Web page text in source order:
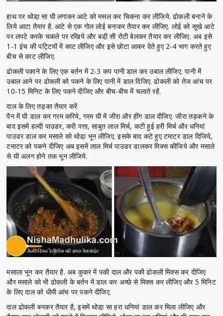
हाथ पर थोडा़ सा घी लगाकर आटे को मसल कर चिकना कर लीजिये. ढोकली बनाने के
लिये आटा तैयार है. आटे से एक गोल लोई बनाकर तैयार कर लीजिए. लोई को सूखे आटे
पर लपटे करके चकले पर रखिये और बडी़ सी रोटी बेलकर तैयार कर लीजिए. अब इसे
1-1 इंच की पट्टियों में काट लीजिए और इसे छोटा आकर देते हुए 2-4 भाग करते हुए
बीच से काट लीजिए.
ढोकली पकाने के लिए एक बर्तन में 2-3 कप पानी डाल कर उबाल लीजिए. पानी में
उबाल आने पर ढोकली को पकने के लिए पानी में डाल दिजिए. ढोकली को तेज आंच पर
10-15 मिनिट के लिए पकने दीजिए और बीच-बीच में चलाते रहें.
दाल के लिए तड़का तैयार करें
पैन में घी डाल कर गरम करिये, गरम घी में जीरा और हींग डाल दीजिए. जीरा तड़कने के
बाद इसमें हल्दी पाउडर, करी पत्ता, साबुत लाल मिर्च, कटी हुई हरी मिर्च और धनियां
पाउडर डाल कर मसाले को थोडा़ भून लीजिए. इसके बाद कटे हुए टमाटर डाल दिजिये,
टमाटर को पकने दीजिए अब इसमें लाल मिर्च पाउडर डालकर मिक्स कीजिये और मसाले
से घी अलग होने तक भून लीजिये.
मसाला भून कर तैयार है. अब कुकर में पकी दाल और पकी ढोकली मिक्स कर दीजिए
और मसाले को भी ढोकली के बर्तन में डाल कर अच्छे से मिक्स कर लीजिए और 5 मिनिट
के लिए दाल को धीमी आंच पर पकने दीजिए.
दाल ढोकली बनकर तैयार है, इसमें थोडा़ सा हरा धनियां डाल कर मिला लीजिए और